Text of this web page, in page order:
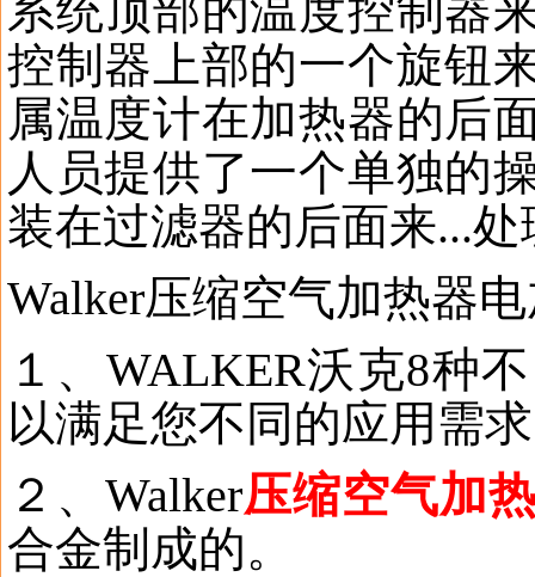
系统顶部的温度控制器
控制器上部的一个旋钮
属温度计在加热器的后
人员提供了一个单独的
装在过滤器的后面来...处
Walker压缩空气加热器
１、 WALKER沃克8种
以满足您不同的应用需求
２、Walker压缩空气加
合金制成的。